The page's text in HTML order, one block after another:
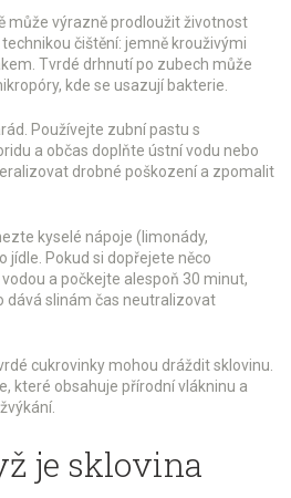
může výrazně prodloužit životnost
čištění: jemně krouživými
Tvrdé drhnutí po zubech může
kde se usazují bakterie.
Používejte zubní pastu s
a občas doplňte ústní vodu nebo
drobné poškození a zpomalit
kyselé nápoje (limonády,
jídle. Pokud si dopřejete něco
a počkejte alespoň 30 minut,
dává slinám čas neutralizovat
cukrovinky mohou dráždit sklovinu.
které obsahuje přírodní vlákninu a
je sklovina